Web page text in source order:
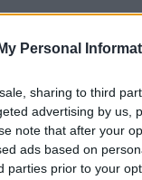
Personal
sharing to third
advertising by us,
note that after your
ads based on
parties prior to your